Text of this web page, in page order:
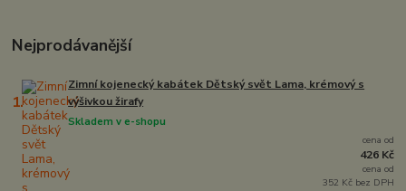
Nejprodávanější
1.
Zimní kojenecký kabátek Dětský svět Lama, krémový s
výšivkou žirafy
Skladem v e-shopu
cena od
426 Kč
cena od
352 Kč bez DPH